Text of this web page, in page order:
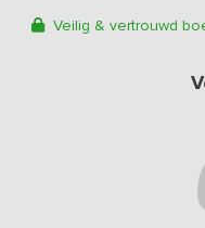
Veilig & vertrouwd